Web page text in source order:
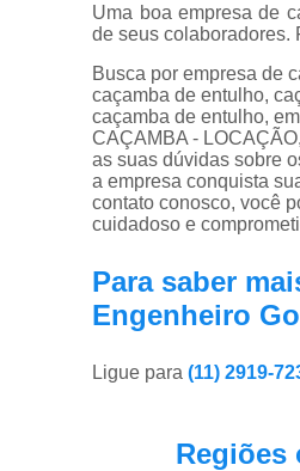
Uma boa empresa de
de seus colaboradores.
Busca por empresa de
caçamba de entulho,
caçamba de entulho,
CAÇAMBA -
as suas dúvidas sobre
a empresa conquista
contato conosco, você
cuidadoso e
Para saber
Engenheiro
Ligue para(11) 2919-
Regiões